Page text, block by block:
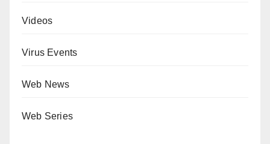
Videos
Virus Events
Web News
Web Series